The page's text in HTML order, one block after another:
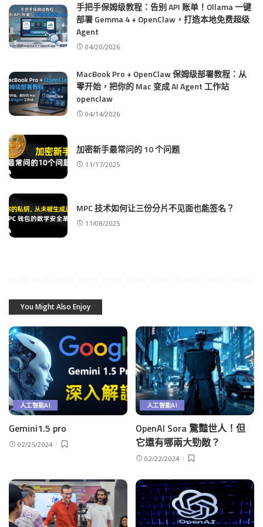
手把手保姆级教程：告别 API 账单！Ollama 一键
部署 Gemma 4 + OpenClaw，打造本地免费超级
Agent
04/20/2026
MacBook Pro + OpenClaw 保姆级部署教程：从
零开始，把你的 Mac 变成 AI Agent 工作站
openclaw
04/14/2026
加密新手最常问的 10 个问题
11/17/2025
MPC 技术如何让三份分片不见面也能签名？
11/08/2025
You Might Also Enjoy
人工智能AI
Gemini1.5 pro
02/25/2024
人工智能AI
OpenAI Sora 驚豔世人！但
它還有哪兩大勁敵？
02/22/2024